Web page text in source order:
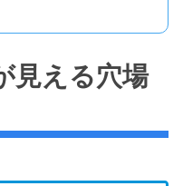
見える穴場